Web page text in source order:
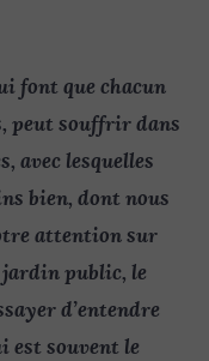
font que chacun
peut souffrir dans
avec lesquelles
bien, dont nous
attention sur
public, le
d’entendre
est souvent le